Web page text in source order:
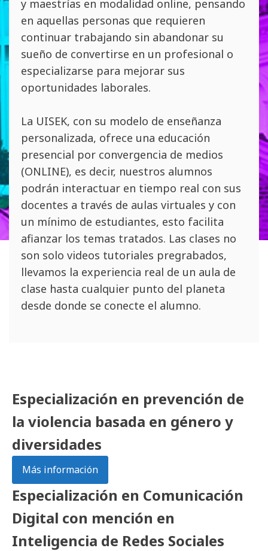
y maestrías en modalidad online, pensando
en aquellas personas que requieren
continuar trabajando sin abandonar su
sueño de convertirse en un profesional o
especializarse para mejorar sus
oportunidades laborales.
La UISEK, con su modelo de enseñanza
personalizada, ofrece una educación
presencial por convergencia de medios
(ONLINE), es decir, nuestros alumnos
podrán interactuar en tiempo real con sus
docentes a través de aulas virtuales y con
un mínimo de estudiantes, esto facilita
afianzar los temas tratados. Las clases no
son solo videos tutoriales pregrabados,
llevamos la experiencia real de un aula de
clase hasta cualquier punto del planeta
desde donde se conecte el alumno.
Especialización en prevención de
la violencia basada en género y
diversidades
Más información
Especialización en Comunicación
Digital con mención en
Inteligencia de Redes Sociales